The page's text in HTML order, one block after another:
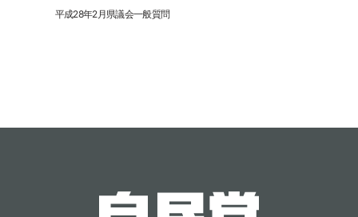
平成28年2月県議会一般質問